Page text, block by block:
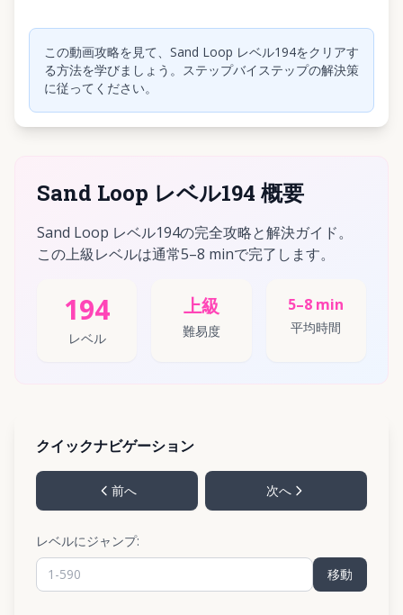
この動画攻略を見て、Sand Loop レベル194をクリアす
る方法を学びましょう。ステップバイステップの解決策
に従ってください。
Sand Loop レベル194 概要
Sand Loop レベル194の完全攻略と解決ガイド。
この上級レベルは通常5–8 minで完了します。
194
レベル
上級
難易度
5–8 min
平均時間
クイックナビゲーション
前へ 次へ
レベルにジャンプ:
移動